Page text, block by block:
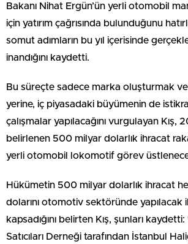
Bakanı Nihat Ergün’ün yerli otomobil
için yatırım çağrısında bulunduğunu
somut adımların bu yıl içerisinde
inandığını kaydetti.
Bu süreçte sadece marka oluşturmak
yerine, iç piyasadaki büyümenin de
çalışmalar yapılacağını vurgulayan Kış,
belirlenen 500 milyar dolarlık ihracat
yerli otomobil lokomotif görev
Hükümetin 500 milyar dolarlık ihracat
dolarını otomotiv sektöründe yapılacak
kapsadığını belirten Kış, şunları
Satıcıları Derneği tarafından İstanbul